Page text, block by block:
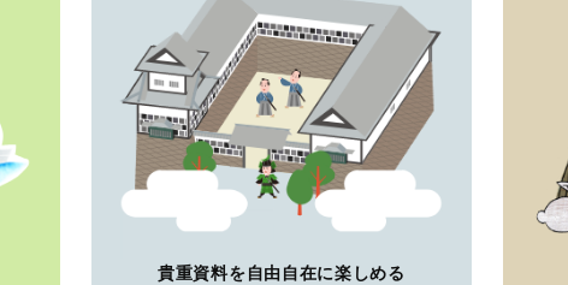
貴重資料を自由自在に楽しめる